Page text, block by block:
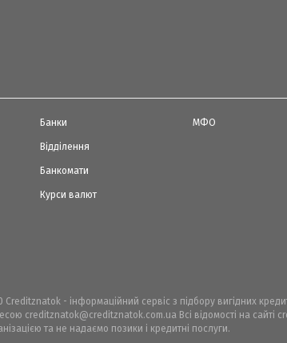
Банки
Відділення
Банкомати
Курси валют
МФО
Creditznatok - інформаційний сервіс з підбору вигідних
creditznatok@creditznatok.com.ua Всі відомості на
та не надаємо позики і кредитні послуги.